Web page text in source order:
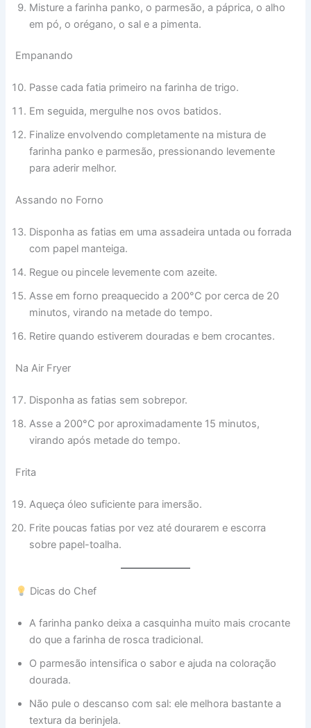
Misture a farinha panko, o parmesão, a páprica, o alho
em pó, o orégano, o sal e a pimenta.
Empanando
Passe cada fatia primeiro na farinha de trigo.
Em seguida, mergulhe nos ovos batidos.
Finalize envolvendo completamente na mistura de
farinha panko e parmesão, pressionando levemente
para aderir melhor.
Assando no Forno
Disponha as fatias em uma assadeira untada ou forrada
com papel manteiga.
Regue ou pincele levemente com azeite.
Asse em forno preaquecido a 200°C por cerca de 20
minutos, virando na metade do tempo.
Retire quando estiverem douradas e bem crocantes.
Na Air Fryer
Disponha as fatias sem sobrepor.
Asse a 200°C por aproximadamente 15 minutos,
virando após metade do tempo.
Frita
Aqueça óleo suficiente para imersão.
Frite poucas fatias por vez até dourarem e escorra
sobre papel-toalha.
Dicas do Chef
A farinha panko deixa a casquinha muito mais crocante
do que a farinha de rosca tradicional.
O parmesão intensifica o sabor e ajuda na coloração
dourada.
Não pule o descanso com sal: ele melhora bastante a
textura da berinjela.